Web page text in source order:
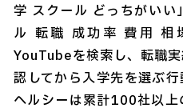
学 スクール どっちがいい
ル 転職 成功率 費用 相
YouTubeを検索し、転職
認してから入学先を選ぶ
ヘルシーは累計100社以上